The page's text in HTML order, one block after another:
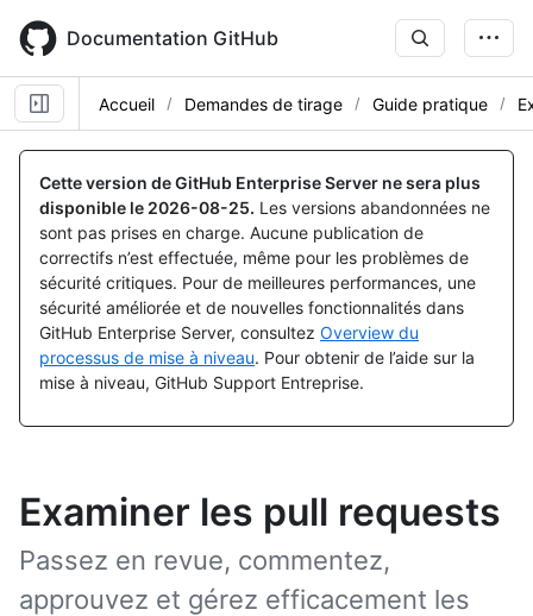
main
content
Documentation GitHub
Accueil Demandes de tirage Guide pratique
Cette version de GitHub Enterprise Server ne sera plus
disponible le 2026-08-25. Les versions abandonnées ne
sont pas prises en charge. Aucune publication de
correctifs n’est effectuée, même pour les problèmes de
sécurité critiques. Pour de meilleures performances, une
sécurité améliorée et de nouvelles fonctionnalités dans
GitHub Enterprise Server, consultez Overview du
processus de mise à niveau. Pour obtenir de l’aide sur la
mise à niveau, GitHub Support Entreprise.
Examiner les pull requests
Passez en revue, commentez,
approuvez et gérez efficacement les